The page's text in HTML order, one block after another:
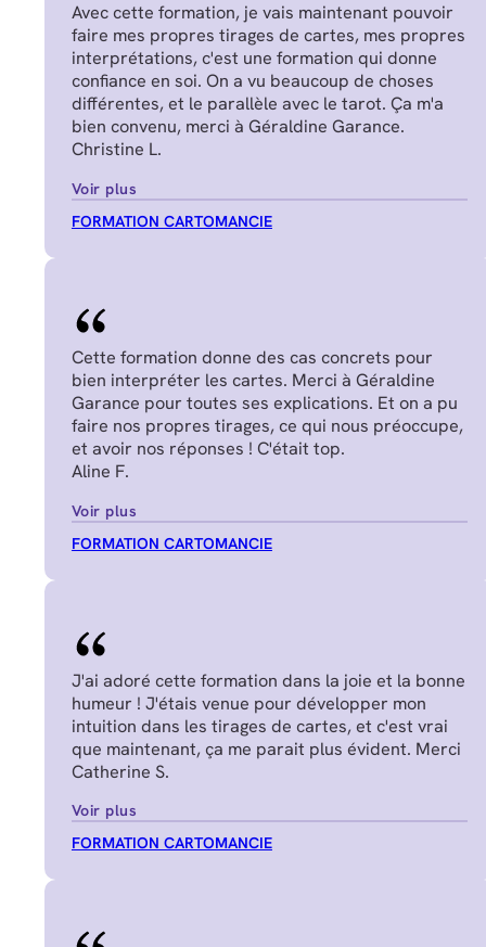
Avec cette formation, je vais maintenant pouvoir
faire mes propres tirages de cartes, mes propres
interprétations, c'est une formation qui donne
confiance en soi. On a vu beaucoup de choses
différentes, et le parallèle avec le tarot. Ça m'a
bien convenu, merci à Géraldine Garance.
Christine L.
Voir plus
FORMATION CARTOMANCIE
Cette formation donne des cas concrets pour
bien interpréter les cartes. Merci à Géraldine
Garance pour toutes ses explications. Et on a pu
faire nos propres tirages, ce qui nous préoccupe,
et avoir nos réponses ! C'était top.
Aline F.
Voir plus
FORMATION CARTOMANCIE
J'ai adoré cette formation dans la joie et la bonne
humeur ! J'étais venue pour développer mon
intuition dans les tirages de cartes, et c'est vrai
que maintenant, ça me parait plus évident. Merci
Catherine S.
Voir plus
FORMATION CARTOMANCIE